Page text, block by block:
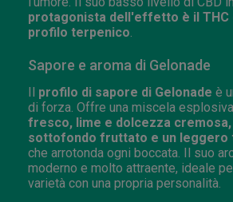
protagonista dell'effetto è il THC
profilo terpenico
Sapore e aroma di Gelonade
Il profilo di sapore di Gelonade è
di forza. Offre una miscela
fresco, lime e dolcezza cremosa,
sottofondo fruttato e un
che arrotonda ogni boccata. Il suo
moderno e molto attraente, ideale
varietà con una propria personalità.